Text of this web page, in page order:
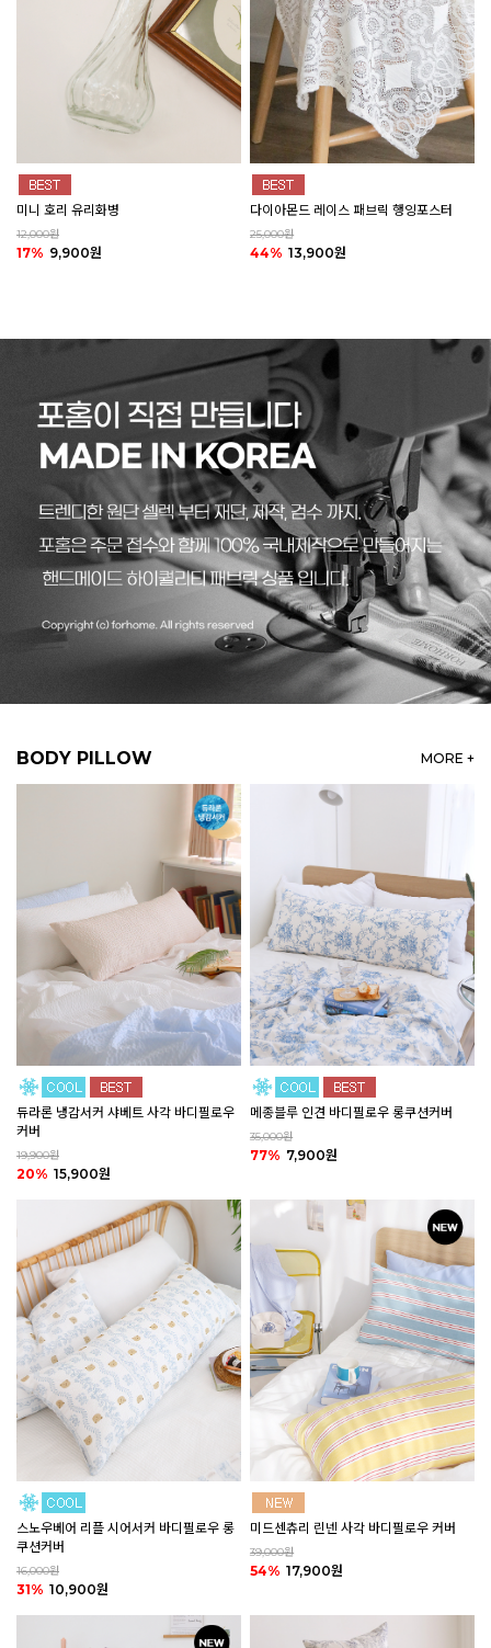
미니 호리 유리화병
12,000원
17% 9,900원
다이아몬드 레이스 패브릭 행잉포스터
25,000원
44% 13,900원
BODY PILLOW MORE +
듀라론 냉감서커 샤베트 사각 바디필로우
커버
19,900원
20% 15,900원
메종블루 인견 바디필로우 롱쿠션커버
35,000원
77% 7,900원
스노우베어 리플 시어서커 바디필로우 롱
쿠션커버
16,000원
31% 10,900원
미드센츄리 린넨 사각 바디필로우 커버
39,000원
54% 17,900원